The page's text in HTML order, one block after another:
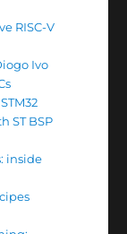
RISC-V
Ivo
ST BSP
inside